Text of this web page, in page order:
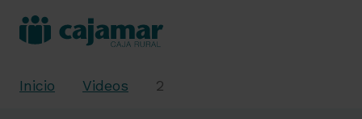
Inicio Videos 2